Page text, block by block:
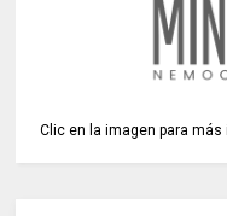
Clic en la imagen para